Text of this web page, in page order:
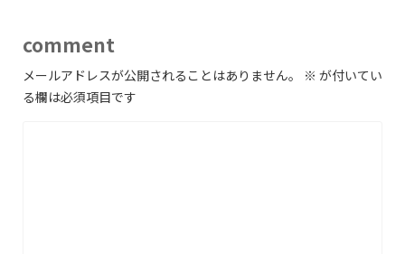
comment
メールアドレスが公開されることはありません。 ※ が付いてい
る欄は必須項目です